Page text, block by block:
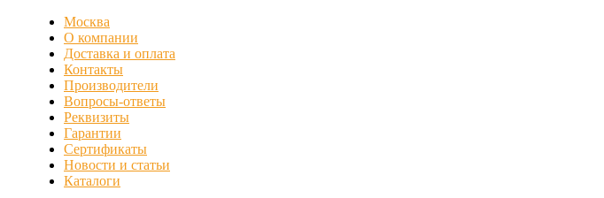
Москва
О компании
Доставка и оплата
Контакты
Производители
Вопросы-ответы
Реквизиты
Гарантии
Сертификаты
Новости и статьи
Каталоги